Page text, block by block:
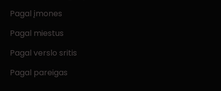
Pagal įmones
Pagal miestus
Pagal verslo sritis
Pagal pareigas